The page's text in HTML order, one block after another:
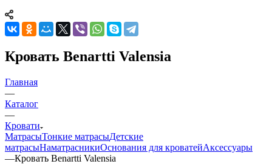
Кровать Benartti Valensia
Главная
—
Каталог
—
Кровати
МатрасыТонкие матрасыДетские
матрасыНаматрасникиОснования для кроватейАксессуары
—Кровать Benartti Valensia